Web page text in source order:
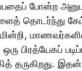
போன்ற
தொடர்ந்து
பிரத்யேகப்
தருகிறது.